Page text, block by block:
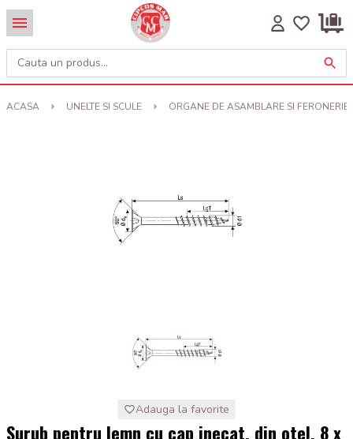
ACASA UNELTE SI SCULE ORGANE DE ASAMBLARE SI FERONERIE
Adauga la favorite
Surub pentru lemn cu cap inecat, din otel, 8 x